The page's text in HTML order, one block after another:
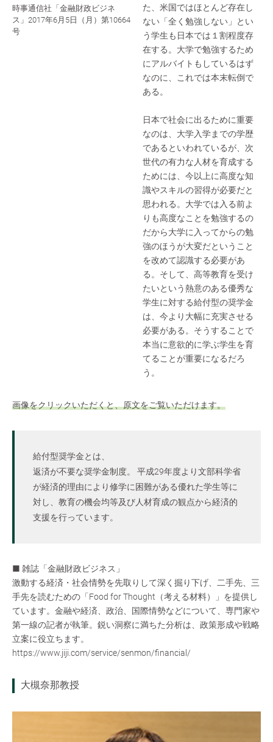
時事通信社「金融財政ビジネ
ス」2017年6月5日（月）第10664
号
た、米国ではほとんど存在し
ない「全く勉強しない」とい
う学生も日本では１割程度存
在する。大学で勉強するため
にアルバイトもしているはず
なのに、これでは本末転倒で
ある。
日本で社会に出るために重要
なのは、大学入学までの学歴
であるといわれているが、次
世代の有力な人材を育成する
ためには、今以上に高度な知
識やスキルの習得が必要だと
思われる。大学では入る前よ
りも高度なことを勉強するの
だから大学に入ってからの勉
強のほうが大変だということ
を改めて認識する必要があ
る。そして、高等教育を受け
たいという熱意のある優秀な
学生に対する給付型の奨学金
は、今より大幅に充実させる
必要がある。そうすることで
本当に意欲的に学ぶ学生を育
てることが重要になるだろ
う。
画像をクリックいただくと、原文をご覧いただけます。
給付型奨学金とは、
返済が不要な奨学金制度。 平成29年度より文部科学省
が経済的理由により修学に困難がある優れた学生等に
対し、教育の機会均等及び人材育成の観点から経済的
支援を行っています。
■ 雑誌「金融財政ビジネス」
激動する経済・社会情勢を先取りして深く掘り下げ、二手先、三
手先を読むための「Food for Thought（考える材料）」を提供し
ています。金融や経済、政治、国際情勢などについて、専門家や
第一線の記者が執筆。鋭い洞察に満ちた分析は、政策形成や戦略
立案に役立ちます。
https://www.jiji.com/service/senmon/financial/
大槻奈那教授